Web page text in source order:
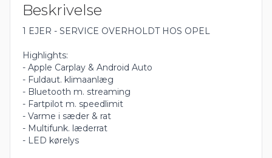
Beskrivelse
1 EJER - SERVICE OVERHOLDT HOS OPEL
Highlights:
- Apple Carplay & Android Auto
- Fuldaut. klimaanlæg
- Bluetooth m. streaming
- Fartpilot m. speedlimit
- Varme i sæder & rat
- Multifunk. læderrat
- LED kørelys